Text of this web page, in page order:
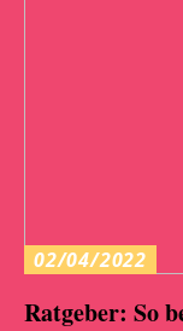
02/04/2022
Ratgeber: So